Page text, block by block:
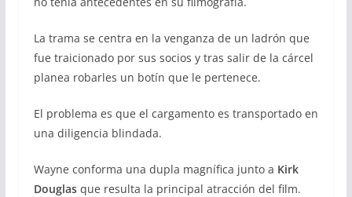
La trama se centra en la venganza de un ladrón que
fue traicionado por sus socios y tras salir de la cárcel
planea robarles un botín que le pertenece.
El problema es que el cargamento es transportado en
una diligencia blindada.
Wayne conforma una dupla magnífica junto a Kirk
Douglasque resulta la principal atracción del film.